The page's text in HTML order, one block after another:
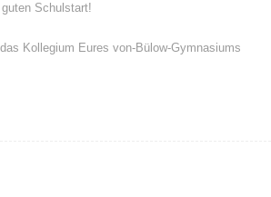
Schulstart!
Kollegium Eures von-Bülow-Gymnasiums